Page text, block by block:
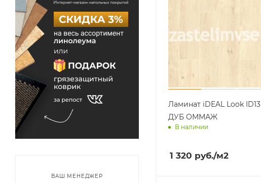
Ламинат iDEAL Look ID13
ДУБ ОММАЖ
В наличии
1 320 руб./м2
ВАШ МЕНЕДЖЕР